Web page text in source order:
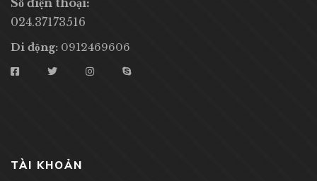
Số điện thoại:
024.37173516
Di động: 0912469606
TÀI KHOẢN